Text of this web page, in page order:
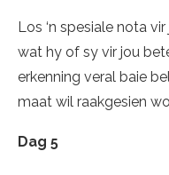
Los ‘n spesiale nota
wat hy of sy vir jou
erkenning veral baie
maat wil raakgesien
Dag 5